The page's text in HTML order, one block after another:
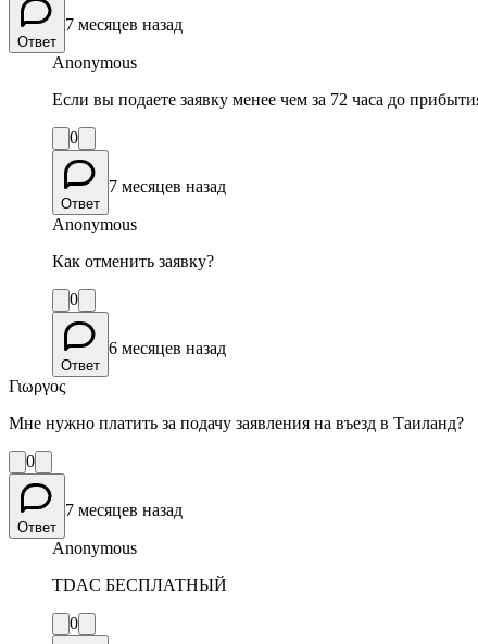
Ответ
7 месяцев назад
Anonymous
Если вы подаете заявку менее чем за 72 часа до
0
Ответ
7 месяцев назад
Anonymous
Как отменить заявку?
0
Ответ
6 месяцев назад
Γιωργος
Мне нужно платить за подачу заявления на въезд в Таиланд?
0
Ответ
7 месяцев назад
Anonymous
TDAC БЕСПЛАТНЫЙ
0